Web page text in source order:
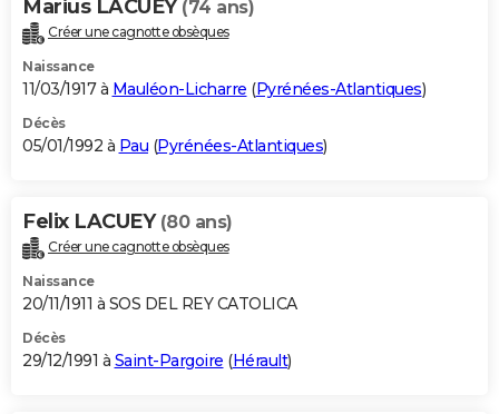
Marius LACUEY (74 ans)
Créer une cagnotte obsèques
Naissance
11/03/1917 à Mauléon-Licharre (Pyrénées-Atlantiques)
Décès
05/01/1992 à Pau (Pyrénées-Atlantiques)
Felix LACUEY (80 ans)
Créer une cagnotte obsèques
Naissance
20/11/1911 à SOS DEL REY CATOLICA
Décès
29/12/1991 à Saint-Pargoire (Hérault)